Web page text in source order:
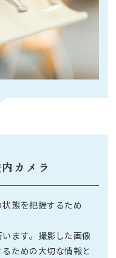
カメラ
態を把握するため
ます。撮影した画像
ための大切な情報と